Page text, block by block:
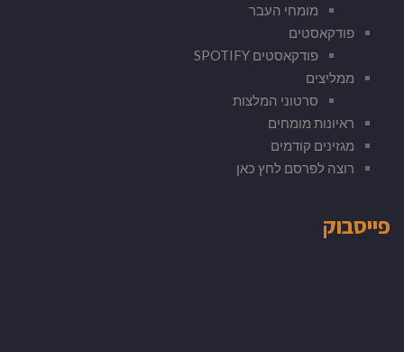
מומחי העבר
פודקאסטים
פודקאסטים SPOTIFY
ממליצים
סרטוני המלצות
ראיונות מומחים
מגזינים קודמים
רוצה לפרסם לחץ כאן
פייסבוק